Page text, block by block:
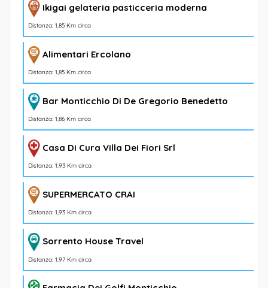
Ikigai gelateria pasticceria moderna
Distanza: 1,85 Km circa
Alimentari Ercolano
Distanza: 1,85 Km circa
Bar Monticchio Di De Gregorio Benedetto
Distanza: 1,86 Km circa
Casa Di Cura Villa Dei Fiori Srl
Distanza: 1,93 Km circa
SUPERMERCATO CRAI
Distanza: 1,93 Km circa
Sorrento House Travel
Distanza: 1,97 Km circa